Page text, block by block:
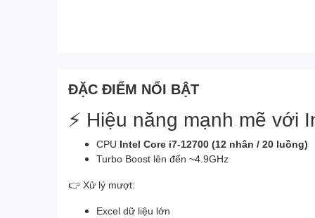
ĐẶC ĐIỂM NỔI BẬT
⚡ Hiệu năng mạnh mẽ với
CPU Intel Core i7-12700 (12 nhân / 20 luồng)
Turbo Boost lên đến ~4.9GHz
👉 Xử lý mượt:
Excel dữ liệu lớn